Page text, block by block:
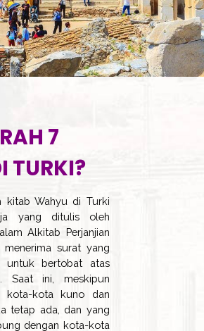
7
TURKI?
kitab Wahyu di Turki
yang ditulis oleh
Alkitab Perjanjian
surat yang
untuk bertobat atas
Saat ini, meskipun
kota-kota kuno dan
tetap ada, dan yang
dengan kota-kota